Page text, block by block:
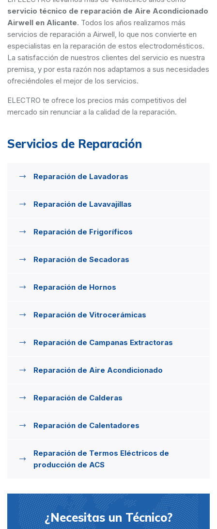
servicio técnico de reparación de Aire Acondicionado
Airwell en Alicante. Todos los años realizamos más
servicios de reparación a Airwell, lo que nos convierte en
especialistas en la reparación de estos electrodomésticos.
La satisfacción de nuestros clientes del servicio es nuestra
premisa, y por esta razón nos adaptamos a sus necesidades
ofreciéndoles el mejor de los servicios.
ELECTRO te ofrece los precios más competitivos del
mercado sin renunciar a la calidad de la reparación.
Servicios de Reparación
Reparación de Lavadoras
Reparación de Lavavajillas
Reparación de Frigoríficos
Reparación de Secadoras
Reparación de Hornos
Reparación de Vitrocerámicas
Reparación de Campanas Extractoras
Reparación de Aire Acondicionado
Reparación de Calderas
Reparación de Calentadores
Reparación de Termos Eléctricos de
producción de ACS
¿Necesitas un Técnico?